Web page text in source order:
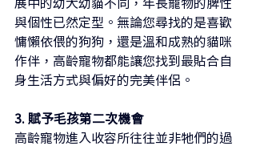
展中的幼犬幼貓不同，年長寵物的脾性
與個性已然定型。無論您尋找的是喜歡
慵懶依偎的狗狗，還是溫和成熟的貓咪
作伴，高齡寵物都能讓您找到最貼合自
身生活方式與偏好的完美伴侶。
3. 賦予毛孩第二次機會
高齡寵物進入收容所往往並非牠們的過